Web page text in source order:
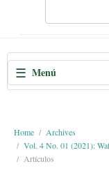
i
o
n
a
i
n
☰ Menú
Home
Archives
Vol. 4 No. 01 (2021):
Artículos